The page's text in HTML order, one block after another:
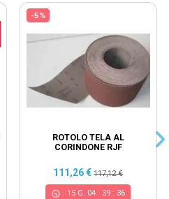
-5%
ROTOLO TELA AL
CORINDONE RJF
111,26 €117,12 €
15G. 04: 39: 36